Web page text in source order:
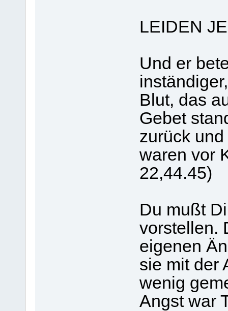
LEIDEN
Und er
Blut, das
Gebet
zurück
waren vor
22,44.45)
Du mußt
vorstellen.
eigenen
sie mit der
wenig
Angst war